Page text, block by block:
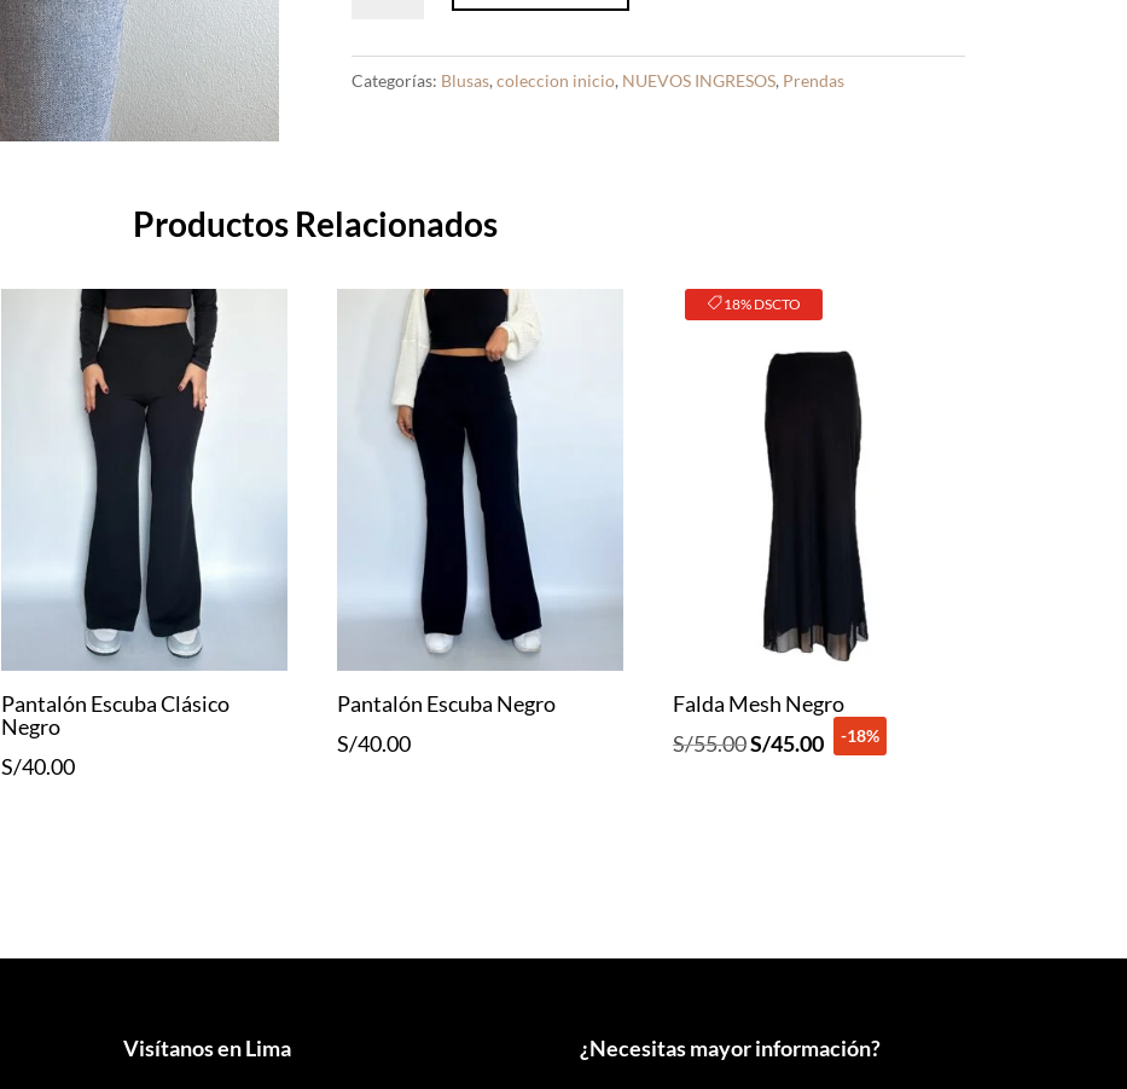
Categorías: Blusas, coleccion inicio, NUEVOS INGRESOS, Prendas
Productos Relacionados
Pantalón Escuba Clásico
Negro
S/40.00
Pantalón Escuba Negro
S/40.00
18% DSCTO
Falda Mesh Negro
S/55.00El
S/45.00El-18%
Visítanos en Lima ¿Necesitas mayor información?